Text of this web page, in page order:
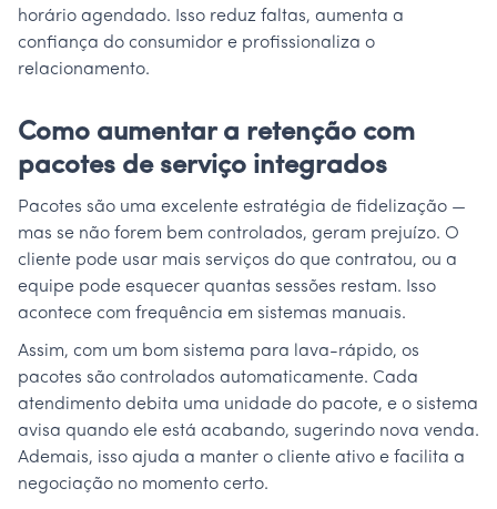
horário agendado. Isso reduz faltas, aumenta a
confiança do consumidor e profissionaliza o
relacionamento.
Como aumentar a retenção com
pacotes de serviço integrados
Pacotes são uma excelente estratégia de fidelização —
mas se não forem bem controlados, geram prejuízo. O
cliente pode usar mais serviços do que contratou, ou a
equipe pode esquecer quantas sessões restam. Isso
acontece com frequência em sistemas manuais.
Assim, com um bom sistema para lava-rápido, os
pacotes são controlados automaticamente. Cada
atendimento debita uma unidade do pacote, e o sistema
avisa quando ele está acabando, sugerindo nova venda.
Ademais, isso ajuda a manter o cliente ativo e facilita a
negociação no momento certo.